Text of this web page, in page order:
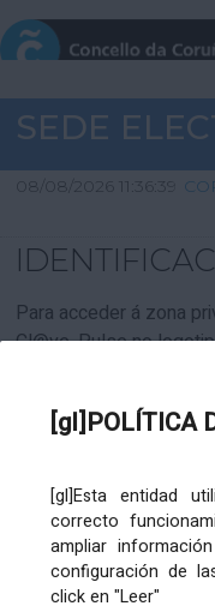
[gl]POLÍTICA
[gl]Esta entidad
correcto
ampliar
configuración de
click en "Leer"
SEDE
08/08/2026 11:36:39
Para acceder á zona
Cl@ve. Pulse no